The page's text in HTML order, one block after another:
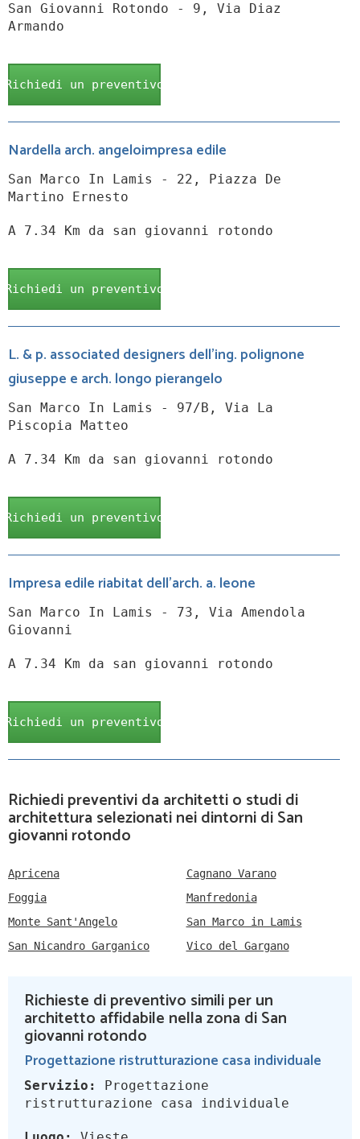
San Giovanni Rotondo - 9, Via Diaz
Armando
Richiedi un preventivo
Nardella arch. angeloimpresa edile
San Marco In Lamis - 22, Piazza De
Martino Ernesto
A 7.34 Km da san giovanni rotondo
Richiedi un preventivo
L. & p. associated designers dell'ing. polignone
giuseppe e arch. longo pierangelo
San Marco In Lamis - 97/B, Via La
Piscopia Matteo
A 7.34 Km da san giovanni rotondo
Richiedi un preventivo
Impresa edile riabitat dell'arch. a. leone
San Marco In Lamis - 73, Via Amendola
Giovanni
A 7.34 Km da san giovanni rotondo
Richiedi un preventivo
Richiedi preventivi da architetti o studi di
architettura selezionati nei dintorni di San
giovanni rotondo
Apricena
Cagnano Varano
Foggia
Manfredonia
Monte Sant'Angelo
San Marco in Lamis
San Nicandro Garganico
Vico del Gargano
Richieste di preventivo simili per un
architetto affidabile nella zona di San
giovanni rotondo
Progettazione ristrutturazione casa individuale
Servizio:
Progettazione
ristrutturazione casa individuale